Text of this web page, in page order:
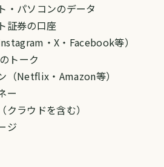
・パソコンのデータ
証券の口座
・X・Facebook等）
トーク
（Netflix・Amazon等）
ー
ラウドを含む）
ジ